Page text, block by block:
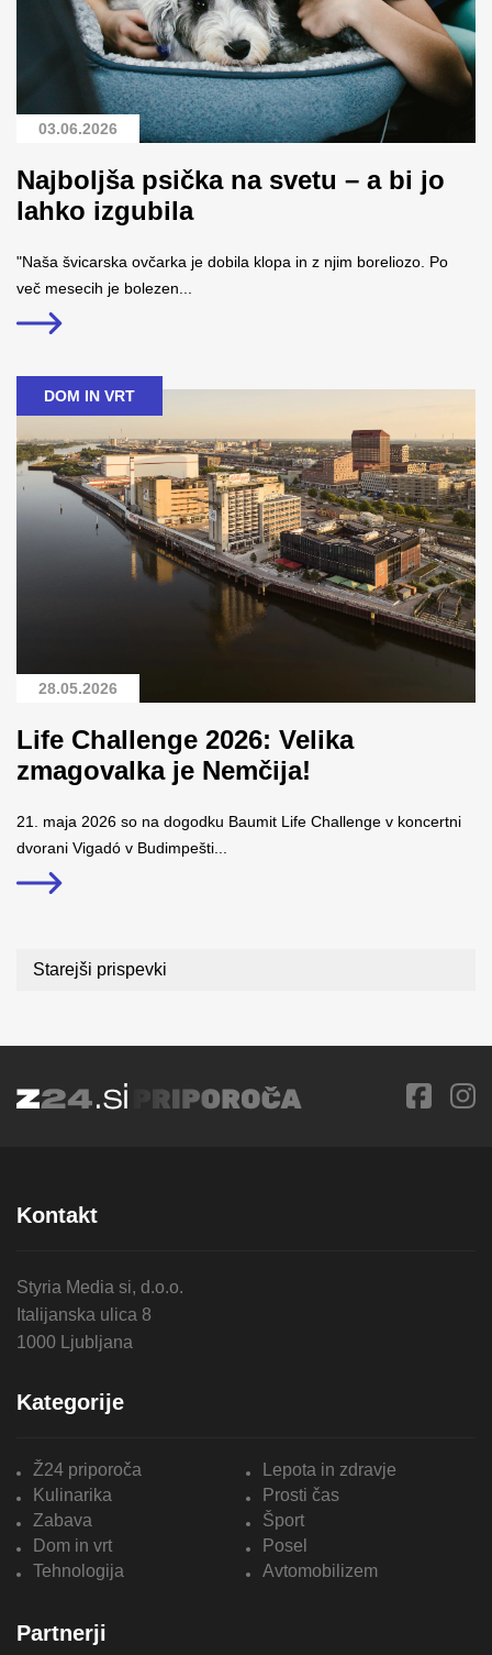
03.06.2026
Najboljša psička na svetu – a bi jo
lahko izgubila
"Naša švicarska ovčarka je dobila klopa in z njim boreliozo. Po
več mesecih je bolezen...
DOM IN VRT
28.05.2026
Life Challenge 2026: Velika
zmagovalka je Nemčija!
21. maja 2026 so na dogodku Baumit Life Challenge v koncertni
dvorani Vigadó v Budimpešti...
Navigacija
Starejši prispevki
Kontakt
Styria Media si, d.o.o.
Italijanska ulica 8
1000 Ljubljana
Kategorije
Ž24 priporoča
Lepota in zdravje
Kulinarika
Prosti čas
Zabava
Šport
Dom in vrt
Posel
Tehnologija
Avtomobilizem
Partnerji